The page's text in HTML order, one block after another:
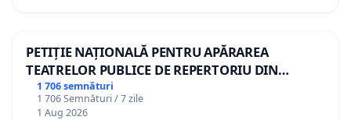
PETIȚIE NAȚIONALĂ PENTRU APĂRAREA
TEATRELOR PUBLICE DE REPERTORIU DIN
ROMÂNIA
1 706 semnături
1 706 Semnături / 7 zile
1 Aug 2026